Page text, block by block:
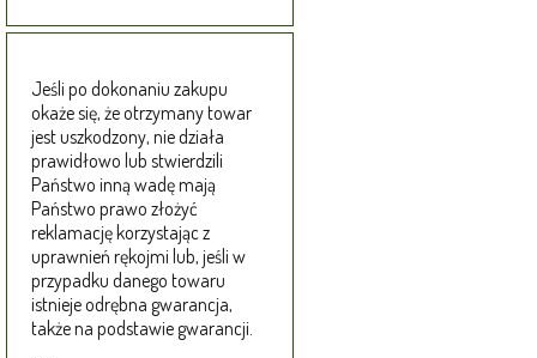
Jeśli po dokonaniu zakupu
okaże się, że otrzymany towar
jest uszkodzony, nie działa
prawidłowo lub stwierdzili
Państwo inną wadę mają
Państwo prawo złożyć
reklamację korzystając z
uprawnień rękojmi lub, jeśli w
przypadku danego towaru
istnieje odrębna gwarancja,
także na podstawie gwarancji.